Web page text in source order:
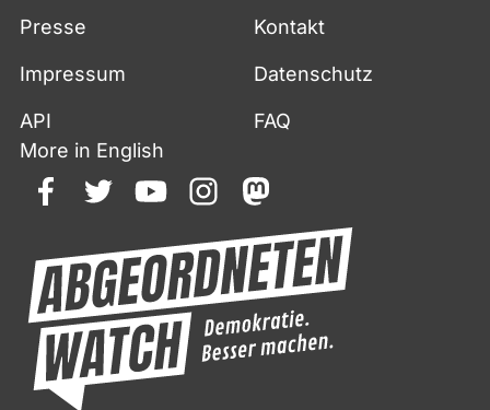
Presse Kontakt
Impressum Datenschutz
API
FAQ
More in English
facebooktwitteryoutubeinstagrammastodon